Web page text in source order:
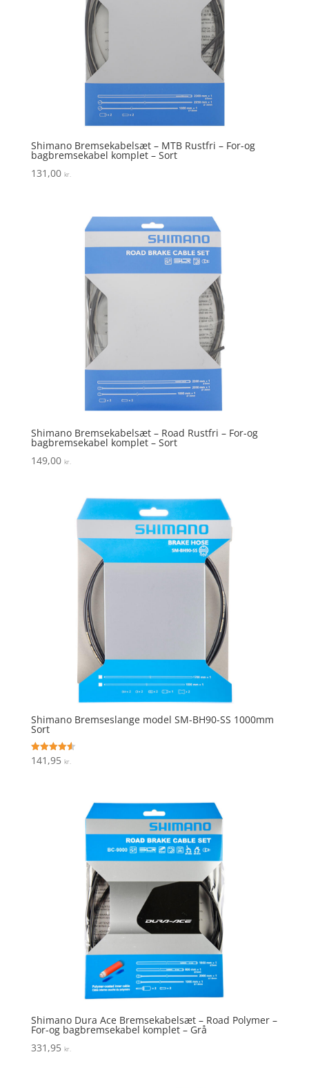
Shimano Bremsekabelsæt – MTB Rustfri – For-og
bagbremsekabel komplet – Sort
131,00 kr.
Shimano Bremsekabelsæt – Road Rustfri – For-og
bagbremsekabel komplet – Sort
149,00 kr.
Shimano Bremseslange model SM-BH90-SS 1000mm
Sort
Vurderet
4.6
141,95 kr.
Shimano Dura Ace Bremsekabelsæt – Road Polymer –
For-og bagbremsekabel komplet – Grå
331,95 kr.